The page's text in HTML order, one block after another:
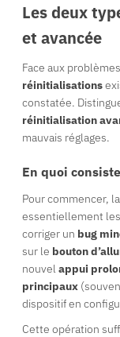
Les deux
et avancée
Face aux
réinitialisations
constatée.
réinitialisation
mauvais réglages.
En quoi
Pour commencer, la
essentiellement
corriger un bug
sur le bouton
nouvelappui
principaux
dispositif en
Cette opération